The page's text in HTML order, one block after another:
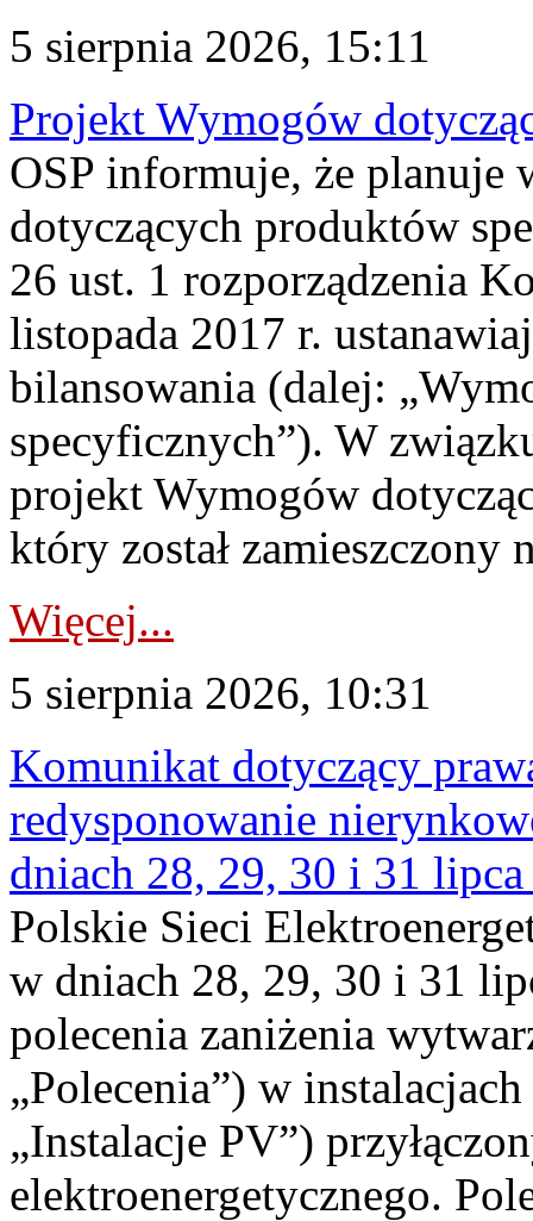
5 sierpnia 2026, 15:11
Projekt Wymogów
OSP informuje, że planuje
dotyczących produktów
26 ust. 1 rozporządzenia
listopada 2017 r.
bilansowania (dalej:
specyficznych”). W
projekt Wymogów
który został zamieszczony
Więcej...
5 sierpnia 2026, 10:31
Komunikat dotyczący
redysponowanie
dniach 28, 29, 30 i 31
Polskie Sieci
w dniach 28, 29, 30 i 31
polecenia zaniżenia
„Polecenia”) w
„Instalacje PV”)
elektroenergetycznego.